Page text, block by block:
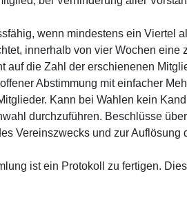
wenn mindestens ein
innerhalb von vier Wochen
auf die Zahl der erschienenen
offener Abstimmung mit einfacher
Kann bei Wahlen kein
durchzuführen. Beschlüsse
Vereinszwecks und zur
ist ein Protokoll zu fertigen.